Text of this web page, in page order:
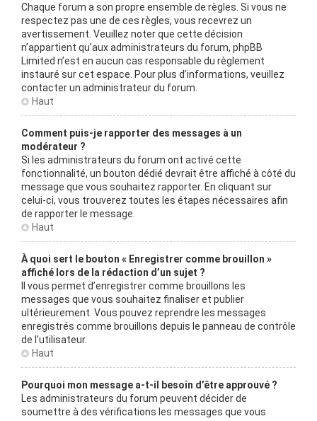
Chaque forum a son propre ensemble de règles. Si vous ne
respectez pas une de ces règles, vous recevrez un
avertissement. Veuillez noter que cette décision
n’appartient qu’aux administrateurs du forum, phpBB
Limited n’est en aucun cas responsable du règlement
instauré sur cet espace. Pour plus d’informations, veuillez
contacter un administrateur du forum.
Haut
Comment puis-je rapporter des messages à un
modérateur ?
Si les administrateurs du forum ont activé cette
fonctionnalité, un bouton dédié devrait être affiché à côté du
message que vous souhaitez rapporter. En cliquant sur
celui-ci, vous trouverez toutes les étapes nécessaires afin
de rapporter le message.
Haut
À quoi sert le bouton « Enregistrer comme brouillon »
affiché lors de la rédaction d’un sujet ?
Il vous permet d’enregistrer comme brouillons les
messages que vous souhaitez finaliser et publier
ultérieurement. Vous pouvez reprendre les messages
enregistrés comme brouillons depuis le panneau de contrôle
de l’utilisateur.
Haut
Pourquoi mon message a-t-il besoin d’être approuvé ?
Les administrateurs du forum peuvent décider de
soumettre à des vérifications les messages que vous